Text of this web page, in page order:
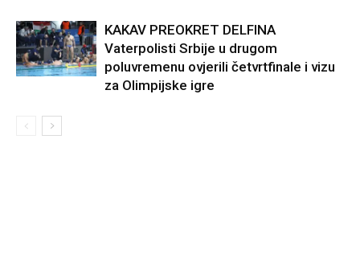
KAKAV PREOKRET DELFINA
Vaterpolisti Srbije u drugom
poluvremenu ovjerili četvrtfinale i vizu
za Olimpijske igre